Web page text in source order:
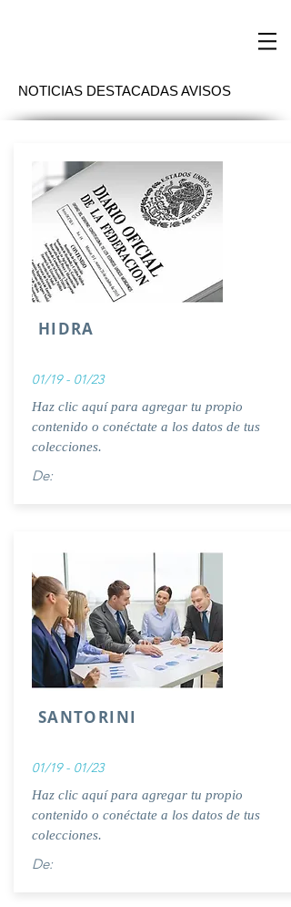
NOTICIAS DESTACADAS AVISOS
HIDRA
01/19 - 01/23
Haz clic aquí para agregar tu propio
contenido o conéctate a los datos de tus
colecciones.
De:
SANTORINI
01/19 - 01/23
Haz clic aquí para agregar tu propio
contenido o conéctate a los datos de tus
colecciones.
De: